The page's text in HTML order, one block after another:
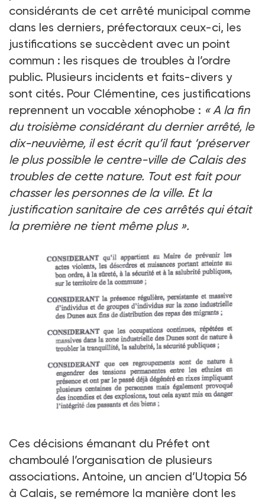
considérants de cet arrêté municipal comme
dans les derniers, préfectoraux ceux-ci, les
justifications se succèdent avec un point
commun : les risques de troubles à l’ordre
public. Plusieurs incidents et faits-divers y
sont cités. Pour Clémentine, ces justifications
reprennent un vocable xénophobe : « A la fin
du troisième considérant du dernier arrêté, le
dix-neuvième, il est écrit qu’il faut ‘préserver
le plus possible le centre-ville de Calais des
troubles de cette nature. Tout est fait pour
chasser les personnes de la ville. Et la
justification sanitaire de ces arrêtés qui était
la première ne tient même plus ».
Ces décisions émanant du Préfet ont
chamboulé l’organisation de plusieurs
associations. Antoine, un ancien d’Utopia 56
à Calais, se remémore la manière dont les